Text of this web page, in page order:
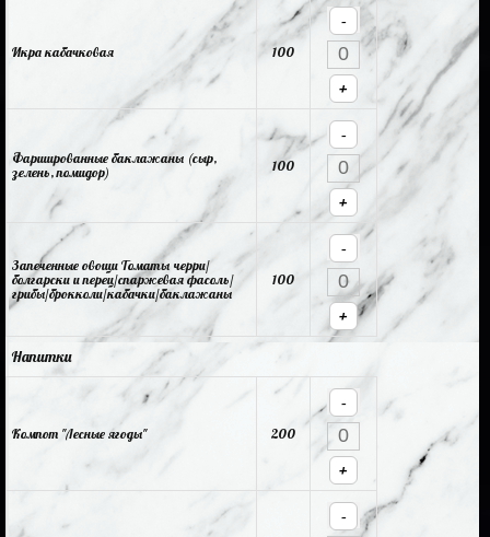
Икра кабачковая 100
-
+
Фаршированные баклажаны (сыр,
зелень, помидор)
100
-
+
Запеченные овощи Томаты черри/
болгарски и перец/спаржевая фасоль/
грибы/брокколи/кабачки/баклажаны
100
-
+
Напитки
Компот "Лесные ягоды" 200
-
+
-